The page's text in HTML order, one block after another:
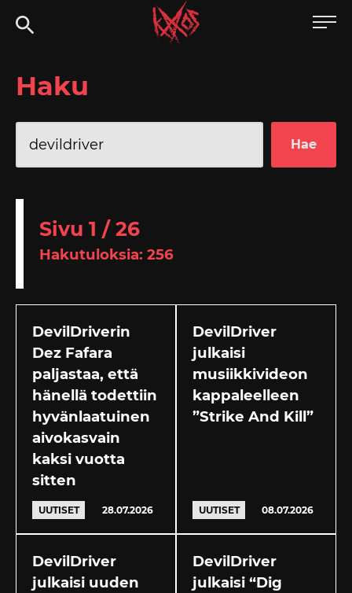
Siirry
suoraan
Kaaoszine
Haku
Haku:
Sivu 1 / 26
Hakutuloksia: 256
DevilDriverin
Dez Fafara
paljastaa, että
hänellä todettiin
hyvänlaatuinen
aivokasvain
kaksi vuotta
sitten
UUTISET 28.07.2026
DevilDriver
julkaisi
musiikkivideon
kappaleelleen
”Strike And Kill”
UUTISET 08.07.2026
DevilDriver
julkaisi uuden
DevilDriver
julkaisi “Dig